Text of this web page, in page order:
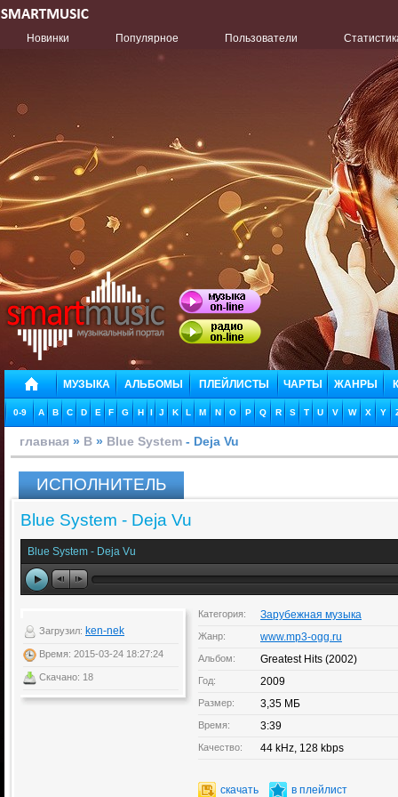
Новинки Популярное Пользователи
МУЗЫКА АЛЬБОМЫ ПЛЕЙЛИСТЫ ЧАРТЫ ЖАНРЫ
0-9 A B C D E F G H I J K L M N O P Q R S T U V W X Y
главная » B » Blue System - Dejа Vu
ИСПОЛНИТЕЛЬ
Blue System - Dejа Vu
Blue System - Deja Vu
Загрузил: ken-nek
Время: 2015-03-24 18:27:24
Скачано: 18
Категория: Зарубежная музыка
Жанр: www.mp3-ogg.ru
Альбом: Greatest Hits (2002)
Год: 2009
Размер: 3,35 МБ
Время: 3:39
Качество: 44 kHz, 128 kbps
скачать в плейлист